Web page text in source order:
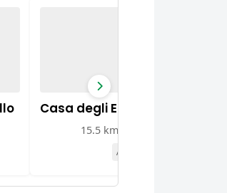
Casa degli Epidii
15.5 km dalla proprietà
Attrazione